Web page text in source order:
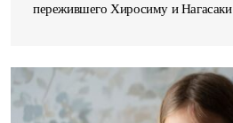
пережившего Хиросиму и Нагасаки